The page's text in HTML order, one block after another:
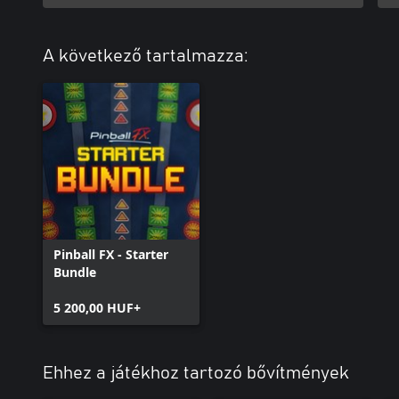
A következő tartalmazza:
Pinball FX - Starter
Bundle
5 200,00 HUF+
Ehhez a játékhoz tartozó bővítmények